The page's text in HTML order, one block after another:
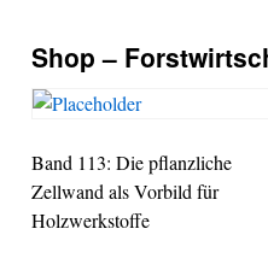
Shop –
Band 113: Die pflanzliche
Zellwand als Vorbild für
Holzwerkstoffe